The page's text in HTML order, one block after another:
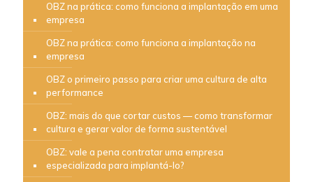
OBZ na prática: como funciona a implantação em uma
empresa
OBZ na prática: como funciona a implantação na
empresa
OBZ o primeiro passo para criar uma cultura de alta
performance
OBZ: mais do que cortar custos — como transformar
cultura e gerar valor de forma sustentável
OBZ: vale a pena contratar uma empresa
especializada para implantá-lo?